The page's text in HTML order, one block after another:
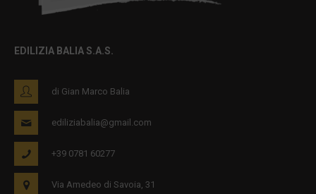
EDILIZIA BALIA S.A.S.
di Gian Marco Balia
ediliziabalia@gmail.com
+39 0781 60277
Via Amedeo di Savoia, 31